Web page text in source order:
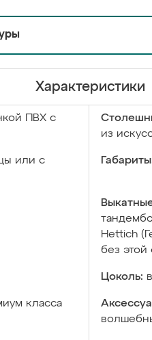
Характеристики
ПВХ с
из
или с
Hettich
без этой
Цоколь:
класса